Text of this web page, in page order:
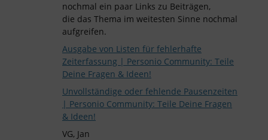
nochmal ein paar Links zu Beiträgen,
die das Thema im weitesten Sinne nochmal
aufgreifen.
Ausgabe von Listen für fehlerhafte
Zeiterfassung | Personio Community: Teile
Deine Fragen & Ideen!
Unvollständige oder fehlende Pausenzeiten
| Personio Community: Teile Deine Fragen
& Ideen!
VG, Jan